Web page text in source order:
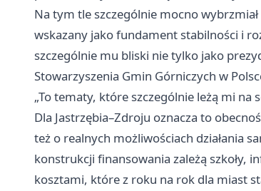
Na tym tle szczególnie mocno
wskazany jako fundament stabilności i
szczególnie mu bliski nie tylko jako
Stowarzyszenia Gmin Górniczych w
„To tematy, które szczególnie leżą mi na
Dla Jastrzębia–Zdroju oznacza to
też o realnych możliwościach działania
konstrukcji finansowania zależą szkoły,
kosztami, które z roku na rok dla miast